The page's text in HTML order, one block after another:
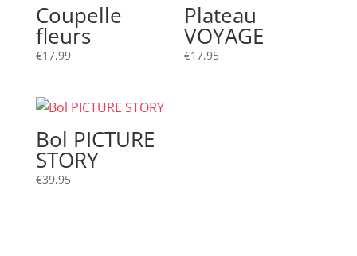
Coupelle
fleurs
€17,99
Plateau
VOYAGE
€17,95
Bol PICTURE
STORY
€39,95